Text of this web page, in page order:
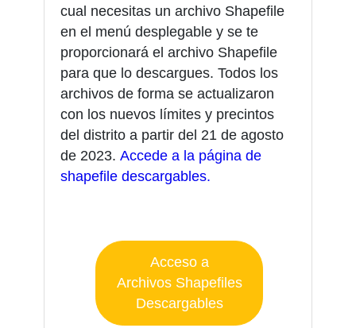
cual necesitas un archivo Shapefile
en el menú desplegable y se te
proporcionará el archivo Shapefile
para que lo descargues. Todos los
archivos de forma se actualizaron
con los nuevos límites y precintos
del distrito a partir del 21 de agosto
de 2023. Accede a la página de
shapefile descargables.
Acceso a
Archivos Shapefiles
Descargables